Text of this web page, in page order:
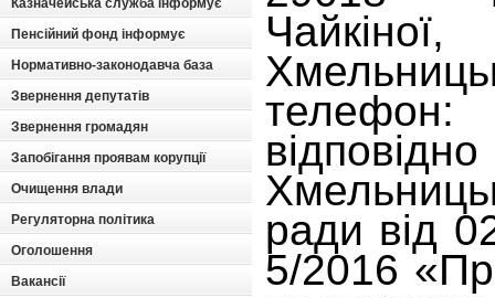
Казначейська служба інформує
Пенсійний фонд інформує
Нормативно-законодавча база
Звернення депутатів
Звернення громадян
Запобігання проявам корупції
Очищення влади
Регуляторна політика
Оголошення
Вакансії
ради від
5/2016